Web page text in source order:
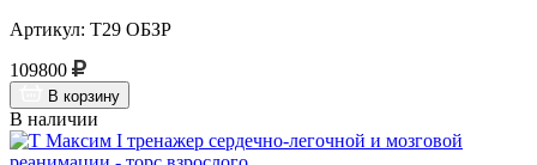
Артикул: Т29 ОБЗР
109800
В корзину
В наличии